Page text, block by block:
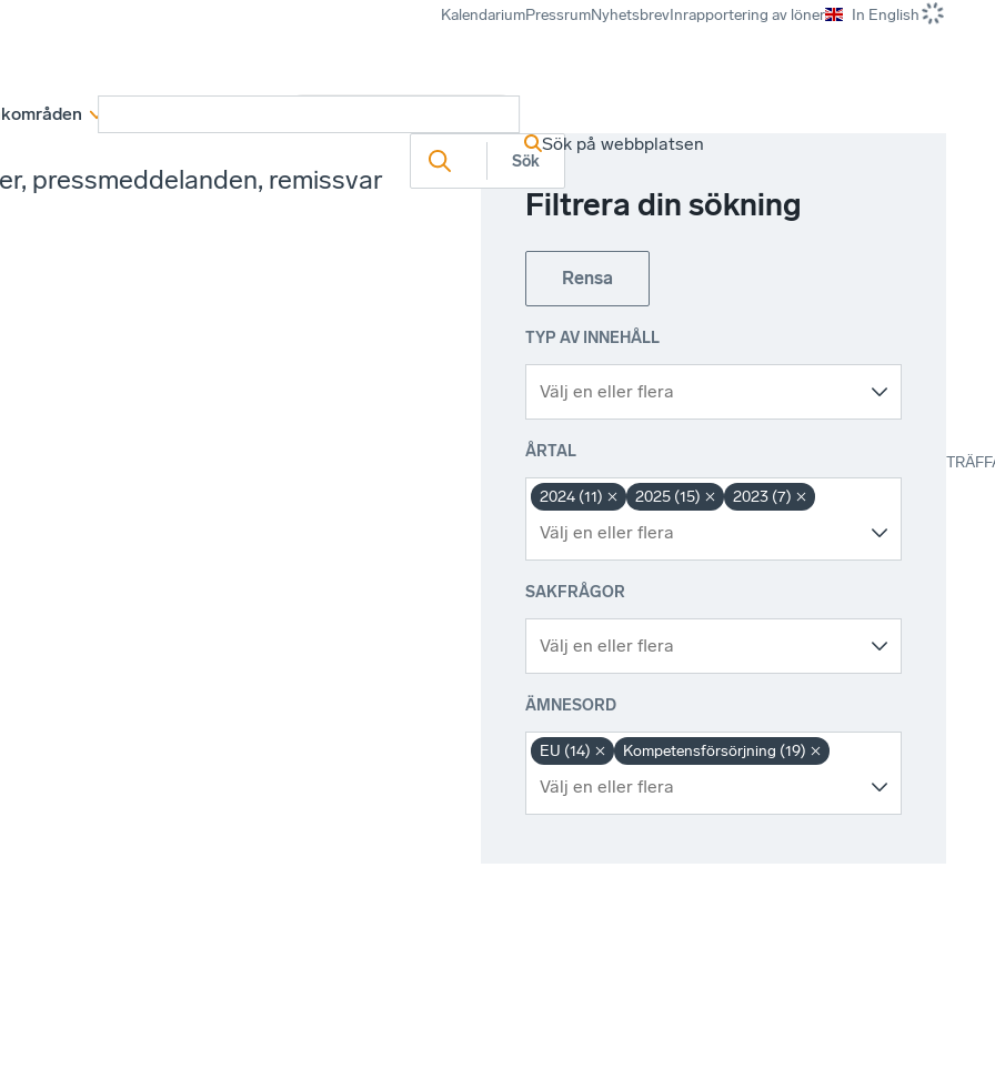
KalendariumPressrumNyhetsbrevInrapportering av löner In English
Sök på webbplatsen
pressmeddelanden, remissvar
Filtrera din sökning
Rensa
TYP AV INNEHÅLL
ÅRTAL
2024 (11) 2025 (15) 2023 (7)
SAKFRÅGOR
ÄMNESORD
EU (14) Kompetensförsörjning (19)
Sök